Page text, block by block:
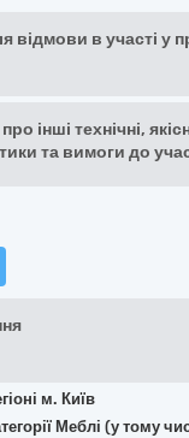
відмови в участі у
інші технічні,
та вимоги до
м. Київ
Меблі (у тому